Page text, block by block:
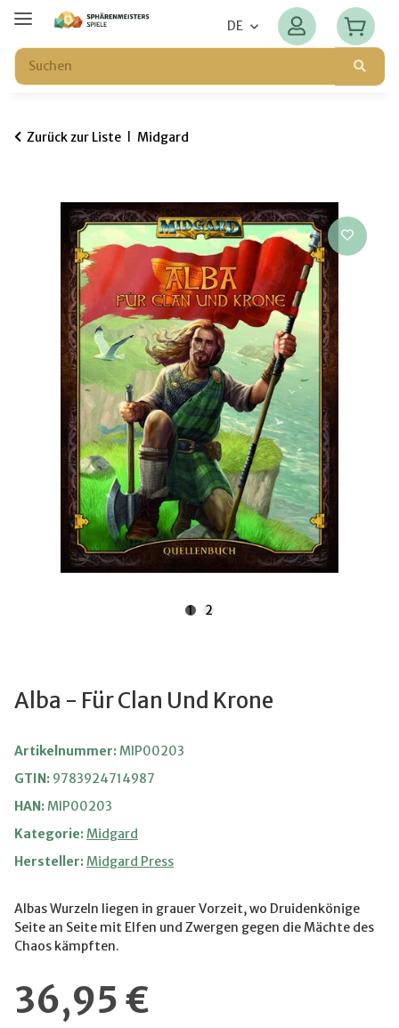
DE
Zurück zur Liste Midgard
1 2
Alba - Für Clan Und Krone
Artikelnummer:MIP00203
GTIN: 9783924714987
HAN:MIP00203
Kategorie:Midgard
Hersteller:Midgard Press
Albas Wurzeln liegen in grauer Vorzeit, wo Druidenkönige
Seite an Seite mit Elfen und Zwergen gegen die Mächte des
Chaos kämpften.
36,95 €